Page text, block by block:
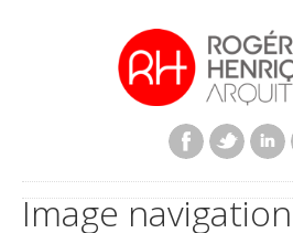
Image navigation